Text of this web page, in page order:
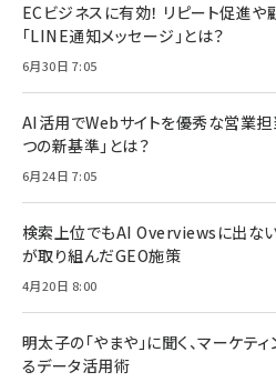
ECビジネスに有効！ リピート促進
「LINE通知メッセージ」とは？
6月30日 7:05
AI活用でWebサイトを優秀な営業担
つの新基準」とは？
6月24日 7:05
検索上位でもAI Overviewsに出な
が取り組んだGEO施策
4月20日 8:00
明太子の「やまや」に聞く、マーケテ
るデータ活用術